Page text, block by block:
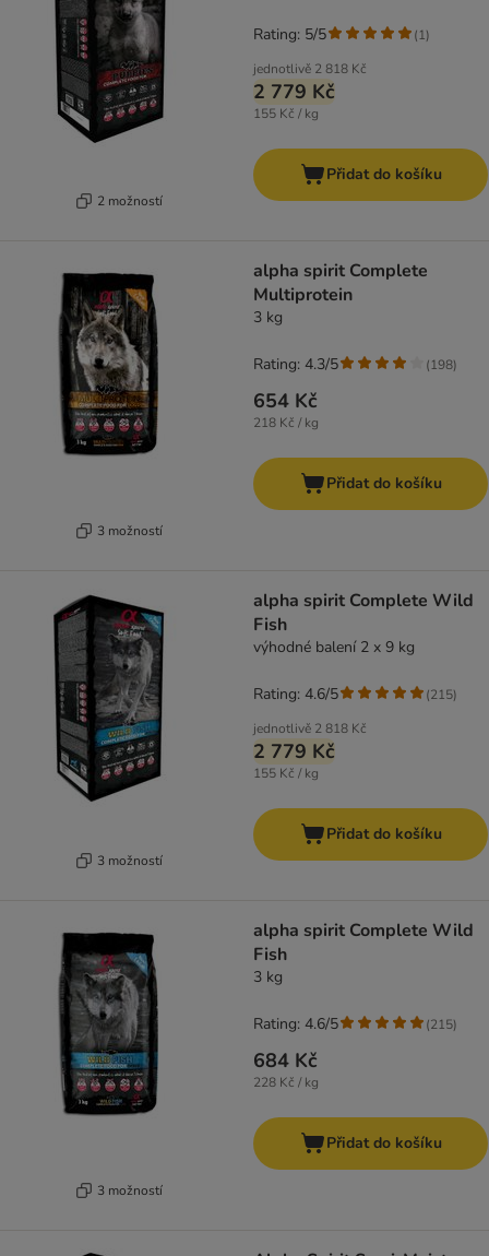
2 možností
jednotlivě 2 818 Kč
2 779 Kč
155 Kč / kg
Rating: 5/5 (1)
Přidat do košíku
3 možností
alpha spirit Complete
Multiprotein
3 kg
654 Kč
218 Kč / kg
Rating: 4.3/5 (198)
Přidat do košíku
3 možností
alpha spirit Complete Wild
Fish
výhodné balení 2 x 9 kg
jednotlivě 2 818 Kč
2 779 Kč
155 Kč / kg
Rating: 4.6/5 (215)
Přidat do košíku
3 možností
alpha spirit Complete Wild
Fish
3 kg
684 Kč
228 Kč / kg
Rating: 4.6/5 (215)
Přidat do košíku